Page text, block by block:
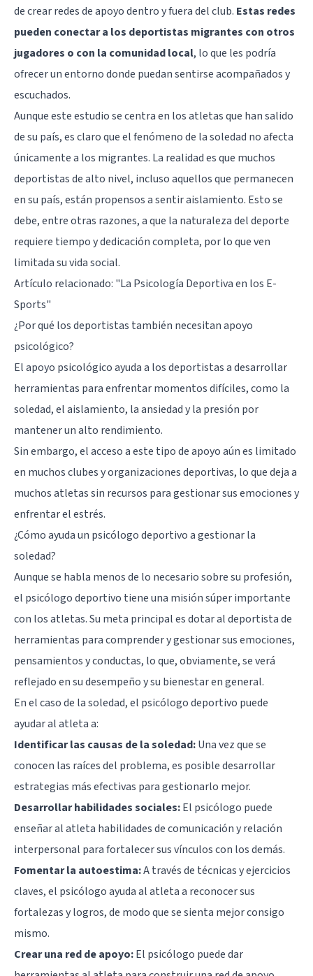
de crear redes de apoyo dentro y fuera del club. Estas redes
pueden conectar a los deportistas migrantes con otros
jugadores o con la comunidad local, lo que les podría
ofrecer un entorno donde puedan sentirse acompañados y
escuchados.
Aunque este estudio se centra en los atletas que han salido
de su país, es claro que el fenómeno de la soledad no afecta
únicamente a los migrantes. La realidad es que muchos
deportistas de alto nivel, incluso aquellos que permanecen
en su país, están propensos a sentir aislamiento. Esto se
debe, entre otras razones, a que la naturaleza del deporte
requiere tiempo y dedicación completa, por lo que ven
limitada su vida social.
Artículo relacionado: "La Psicología Deportiva en los E-
Sports"
¿Por qué los deportistas también necesitan apoyo
psicológico?
El apoyo psicológico ayuda a los deportistas a desarrollar
herramientas para enfrentar momentos difíciles, como la
soledad, el aislamiento, la ansiedad y la presión por
mantener un alto rendimiento.
Sin embargo, el acceso a este tipo de apoyo aún es limitado
en muchos clubes y organizaciones deportivas, lo que deja a
muchos atletas sin recursos para gestionar sus emociones y
enfrentar el estrés.
¿Cómo ayuda un psicólogo deportivo a gestionar la
soledad?
Aunque se habla menos de lo necesario sobre su profesión,
el psicólogo deportivo tiene una misión súper importante
con los atletas. Su meta principal es dotar al deportista de
herramientas para comprender y gestionar sus emociones,
pensamientos y conductas, lo que, obviamente, se verá
reflejado en su desempeño y su bienestar en general.
En el caso de la soledad, el psicólogo deportivo puede
ayudar al atleta a:
Identificar las causas de la soledad:Una vez que se
conocen las raíces del problema, es posible desarrollar
estrategias más efectivas para gestionarlo mejor.
Desarrollar habilidades sociales:El psicólogo puede
enseñar al atleta habilidades de comunicación y relación
interpersonal para fortalecer sus vínculos con los demás.
Fomentar la autoestima:A través de técnicas y ejercicios
claves, el psicólogo ayuda al atleta a reconocer sus
fortalezas y logros, de modo que se sienta mejor consigo
mismo.
Crear una red de apoyo:El psicólogo puede dar